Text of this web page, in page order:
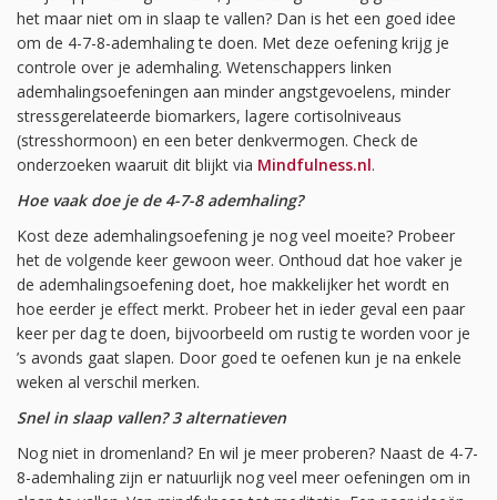
het maar niet om in slaap te vallen? Dan is het een goed idee
om de 4-7-8-ademhaling te doen. Met deze oefening krijg je
controle over je ademhaling. Wetenschappers linken
ademhalingsoefeningen aan minder angstgevoelens, minder
stressgerelateerde biomarkers, lagere cortisolniveaus
(stresshormoon) en een beter denkvermogen. Check de
onderzoeken waaruit dit blijkt via Mindfulness.nl.
Hoe vaak doe je de 4-7-8 ademhaling?
Kost deze ademhalingsoefening je nog veel moeite? Probeer
het de volgende keer gewoon weer. Onthoud dat hoe vaker je
de ademhalingsoefening doet, hoe makkelijker het wordt en
hoe eerder je effect merkt. Probeer het in ieder geval een paar
keer per dag te doen, bijvoorbeeld om rustig te worden voor je
’s avonds gaat slapen. Door goed te oefenen kun je na enkele
weken al verschil merken.
Snel in slaap vallen? 3 alternatieven
Nog niet in dromenland? En wil je meer proberen? Naast de 4-7-
8-ademhaling zijn er natuurlijk nog veel meer oefeningen om in